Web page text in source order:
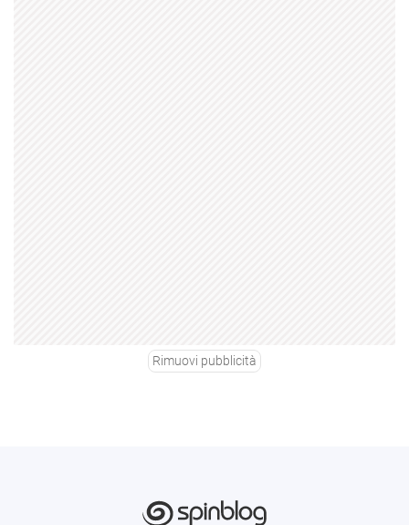
Rimuovi pubblicità